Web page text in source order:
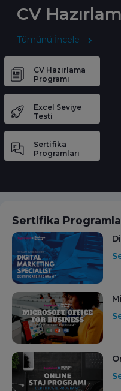
CV
Tümünü İncele
CV Hazırlama
Programı
Excel Seviye
Testi
Sertifika
Programları
Sertifika